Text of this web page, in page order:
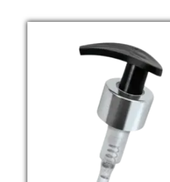
ЭКО упаковка
Вакуумные диспенсеры
Инновационная упаковка